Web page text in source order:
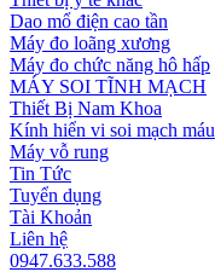
Dao mổ điện cao tần
Máy đo loãng xương
Máy đo chức năng hô hấp
MÁY SOI TĨNH MẠCH
Thiết Bị Nam Khoa
Kính hiển vi soi mạch máu
Máy vỗ rung
Tin Tức
Tuyển dụng
Tài Khoản
Liên hệ
0947.633.588